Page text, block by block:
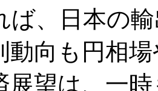
ば、日本の
動向も円相
展望は、一